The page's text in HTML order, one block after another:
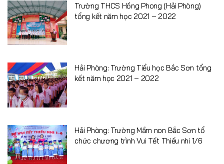
Trường THCS Hồng Phong (Hải Phòng)
tổng kết năm học 2021 – 2022
Hải Phòng: Trường Tiểu học Bắc Sơn tổng
kết năm học 2021 – 2022
Hải Phòng: Trường Mầm non Bắc Sơn tổ
chức chương trình Vui Tết Thiếu nhi 1/6